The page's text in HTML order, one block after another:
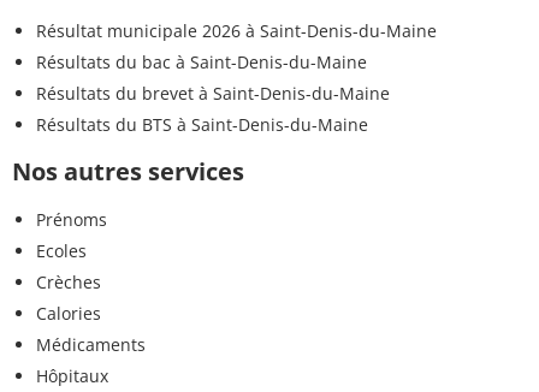
Résultat municipale 2026 à Saint-Denis-du-Maine
Résultats du bac à Saint-Denis-du-Maine
Résultats du brevet à Saint-Denis-du-Maine
Résultats du BTS à Saint-Denis-du-Maine
Nos autres services
Prénoms
Ecoles
Crèches
Calories
Médicaments
Hôpitaux